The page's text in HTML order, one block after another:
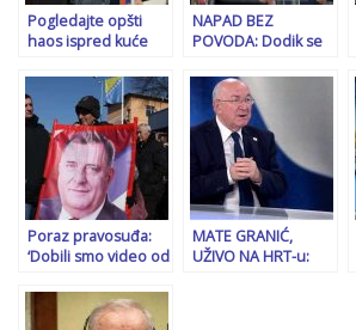
Pogledajte opšti
haos ispred kuće
probili policijski
kordon
NAPAD BEZ
POVODA: Dodik se
ministra Heleza
Poraz pravosuđa:
‘Dobili smo video od
dešavalo iza
zatvorenih vrata?
MATE GRANIĆ,
UŽIVO NA HRT-u: